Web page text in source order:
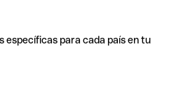
específicas para cada país en tu